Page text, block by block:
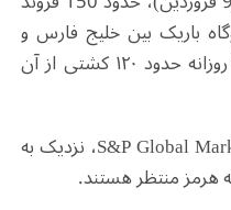
باریک بین خلیج فارس و
خلیج عمان عبور کرده‌اند. معمولاً روزانه حدود ۱۲۰ کشتی از آن
S&P Global، نزدیک به
.